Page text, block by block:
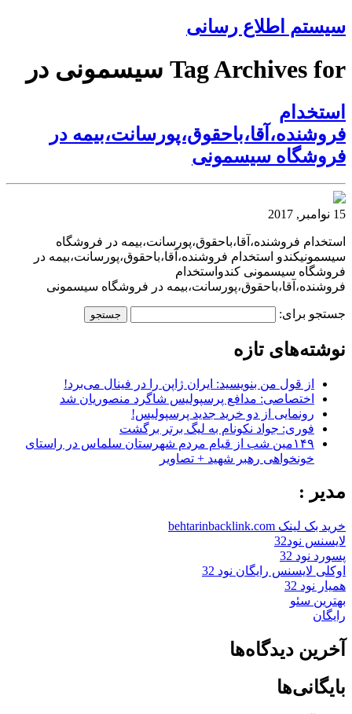
سیستم اطلاع رسانی
Tag Archives for سیسمونی در
استخدام
فروشنده،آقا،باحقوق،پورسانت،بیمه در
فروشگاه سیسمونی
15 نوامبر, 2017
استخدام فروشنده،آقا،باحقوق،پورسانت،بیمه در فروشگاه
سیسمونیکندو استخدام فروشنده،آقا،باحقوق،پورسانت،بیمه در
فروشگاه سیسمونی کندواستخدام
فروشنده،آقا،باحقوق،پورسانت،بیمه در فروشگاه سیسمونی
جستجو برای:
نوشته‌های تازه
از قول من بنویسید: ایران ژاپن را در فینال می‌برد!
اختصاصی: مدافع پرسپولیس شاگرد منصوریان شد
رونمایی از دو خرید جدید پرسپولیس!
فوری: جواد نکونام به لیگ برتر برگشت
۱۴۹مین شب از قیام مردم شهرستان سلماس در راستای
خونخواهی رهبر شهید + تصاویر
مدیر :
خرید بک لینک behtarinbacklink.com
لایسنس نود32
پسورد نود 32
اوکلی لایسنس رایگان نود 32
همیار نود 32
بهترین سئو
رایگان
آخرین دیدگاه‌ها
بایگانی‌ها